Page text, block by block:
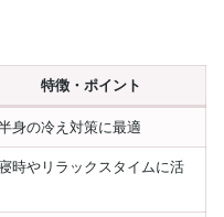
特徴・ポイント
身の冷え対策に最適
時やリラックスタイムに活